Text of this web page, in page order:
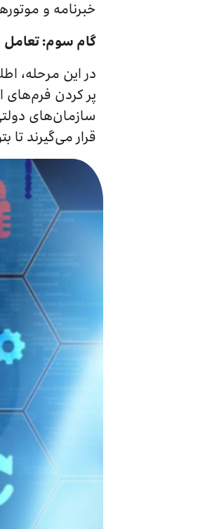
خبرنامه و
گام سوم: تعامل
در این مرحله،
پر کردن فرم‌های
سازمان‌های
قرار می‌گیرند تا